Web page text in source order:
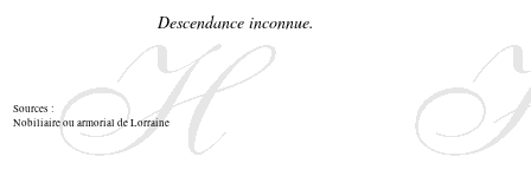
Descendance inconnue.
Sources :
Nobiliaire ou armorial de Lorraine